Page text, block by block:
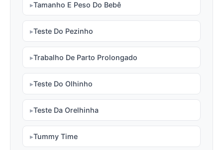
Tamanho E Peso Do Bebê
Teste Do Pezinho
Trabalho De Parto Prolongado
Teste Do Olhinho
Teste Da Orelhinha
Tummy Time